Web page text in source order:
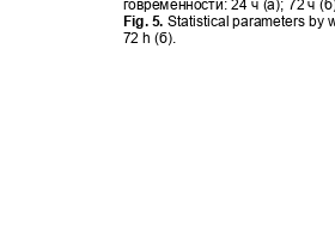
говременности:24 ч (а); 72 ч (
Fig. 5. Statistical parameters by
72 h (б).